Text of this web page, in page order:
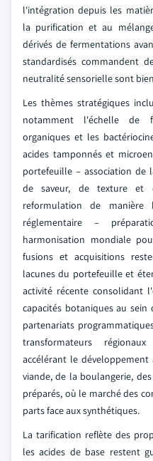
l'intégration depuis les
la purification et au
dérivés de fermentations
standardisés commandent
neutralité sensorielle sont
Les thèmes stratégiques
notamment l'échelle de
organiques et les
acides tamponnés et
portefeuille – association de
de saveur, de texture et
reformulation de
réglementaire –
harmonisation mondiale
fusions et acquisitions
lacunes du portefeuille et
activité récente consolidant
capacités botaniques au
partenariats
transformateurs
accélérant le
viande, de la boulangerie,
préparés, où le marché des
parts face aux synthétiques.
La tarification reflète des
les acides de base restent